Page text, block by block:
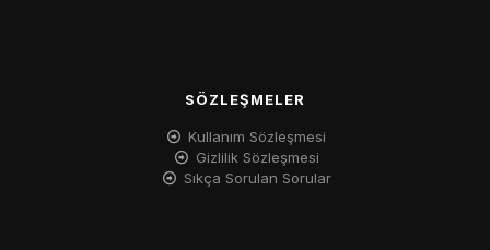
SÖZLEŞMELER
Kullanım Sözleşmesi
Gizlilik Sözleşmesi
Sıkça Sorulan Sorular